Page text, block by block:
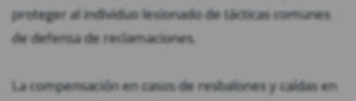
proteger al individuo lesionado de tácticas comunes
de defensa de reclamaciones.
La compensación en casos de resbalones y caídas en